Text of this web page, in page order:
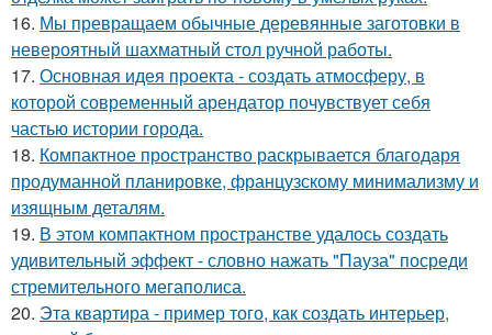
16. Мы превращаем обычные деревянные заготовки в
невероятный шахматный стол ручной работы.
17. Основная идея проекта - создать атмосферу, в
которой современный арендатор почувствует себя
частью истории города.
18. Компактное пространство раскрывается благодаря
продуманной планировке, французскому минимализму и
изящным деталям.
19. В этом компактном пространстве удалось создать
удивительный эффект - словно нажать "Пауза" посреди
стремительного мегаполиса.
20. Эта квартира - пример того, как создать интерьер,